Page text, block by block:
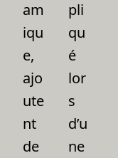
am
iqu
e,
ajo
ute
nt
de
pli
qu
é
lor
s
d’u
ne